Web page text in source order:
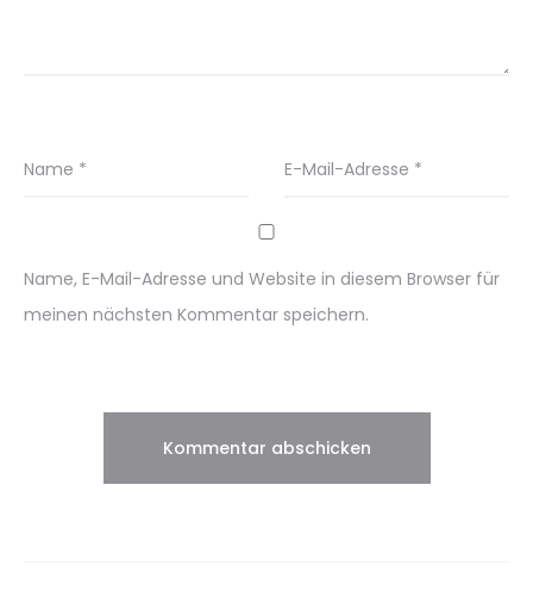
Name * E-Mail-Adresse *
Name, E-Mail-Adresse und Website in diesem Browser für
meinen nächsten Kommentar speichern.